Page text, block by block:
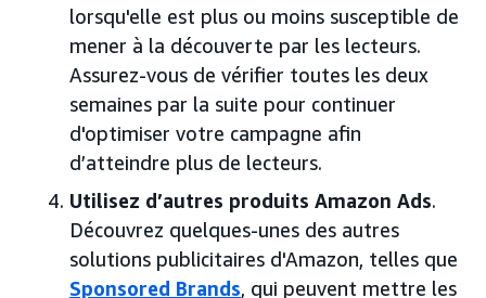
lorsqu'elle est plus ou moins susceptible de
mener à la découverte par les lecteurs.
Assurez-vous de vérifier toutes les deux
semaines par la suite pour continuer
d'optimiser votre campagne afin
d’atteindre plus de lecteurs.
Utilisez d’autres produits Amazon Ads.
Découvrez quelques-unes des autres
solutions publicitaires d'Amazon, telles que
Sponsored Brands, qui peuvent mettre les